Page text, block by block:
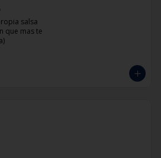
salsa
que mas te